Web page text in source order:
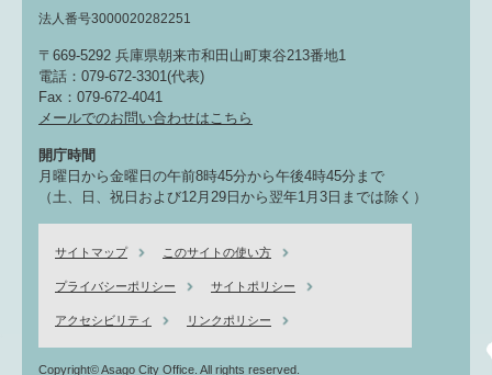
法人番号3000020282251
〒669-5292 兵庫県朝来市和田山町東谷213番地1
電話：079-672-3301(代表)
Fax：079-672-4041
メールでのお問い合わせはこちら
開庁時間
月曜日から金曜日の午前8時45分から午後4時45分まで
（土、日、祝日および12月29日から翌年1月3日までは除く）
サイトマップ このサイトの使い方
プライバシーポリシー サイトポリシー
アクセシビリティ リンクポリシー
Copyright© Asago City Office. All rights reserved.